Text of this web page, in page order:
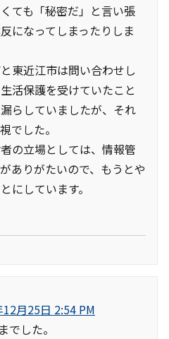
ても「秘密だ」と言い張
になってしまったりしま
東近江市は問い合わせし
活保護を受けていたこと
らしていましたが、それ
でした。
の立場としては、情報管
ありがたいので、もうとや
にしています。
月25日 2:54 PM
でした。